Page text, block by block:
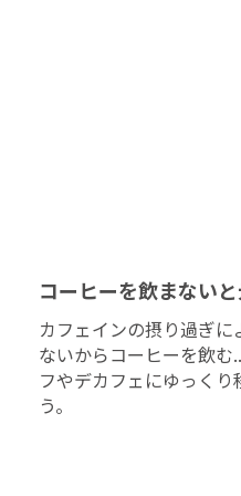
コーヒーを飲まないと
カフェインの摂り過ぎ
ないからコーヒーを飲
フやデカフェにゆっく
う。